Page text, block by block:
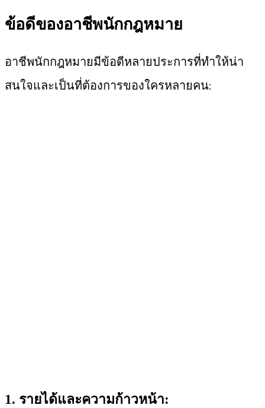
ข้อดีของอาชีพนักกฎหมาย
อาชีพนักกฎหมายมีข้อดีหลายประการที่ทำให้น่า
สนใจและเป็นที่ต้องการของใครหลายคน:
1. รายได้และความก้าวหน้า: